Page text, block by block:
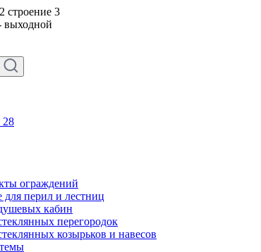
строение 3
выходной
28
ограждений
перил и лестниц
кабин
перегородок
козырьков и навесов